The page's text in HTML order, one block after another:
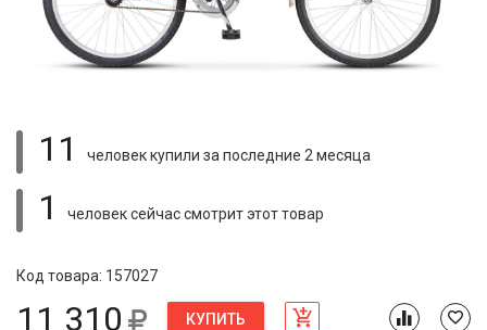
11 человек купили за последние 2 месяца
1 человек сейчас смотритэтот товар
Код товара: 157027
11 310 КУПИТЬ